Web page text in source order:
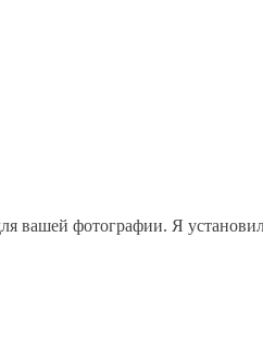
вашей фотографии. Я